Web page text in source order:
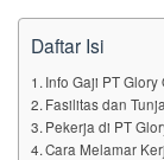
Daftar Isi
Info Gaji PT Glory
Fasilitas dan
Pekerja di PT
Cara Melamar